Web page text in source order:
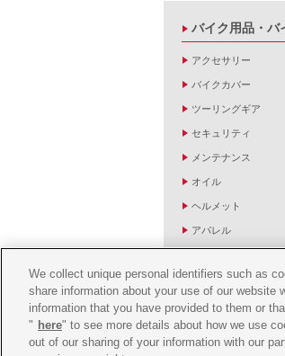
バイク用品・バ
アクセサリー
バイクカバー
ツーリングギア
セキュリティ
メンテナンス
オイル
ヘルメット
アパレル
バッグ
バイク雑貨
YZF R1/R6レーシン
We collect unique personal identifiers such as
share information about your use of our
information that you have provided to them or
" here" to see more details about how we use
out of our sharing of your information with our